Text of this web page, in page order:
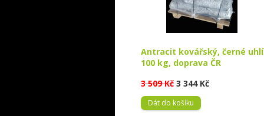
Antracit kovářský, černé uhlí
100 kg, doprava ČR
3 509 Kč 3 344 Kč
Dát do košíku